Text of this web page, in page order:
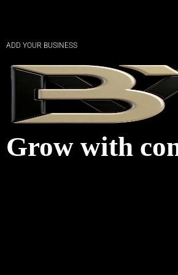
ADD YOUR BUSINESS
Grow with